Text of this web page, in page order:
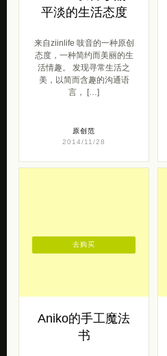
平淡的生活态度
来自ziinlife 吱音的一种原创
态度，一种简约而美丽的生
活情趣。 发现寻常生活之
美，以简而含趣的沟通语
言， […]
原创范
2014/11/28
Aniko的手工魔法
书
去购买